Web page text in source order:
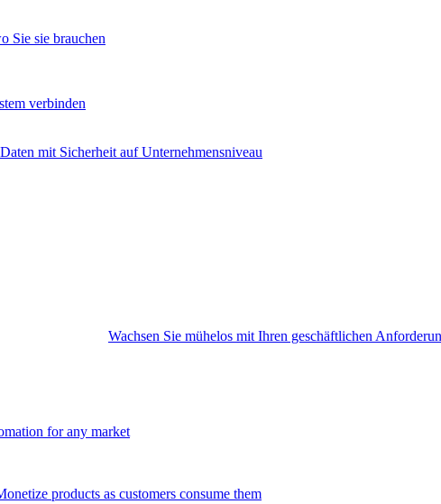
Sie sie brauchen
verbinden
mit Sicherheit auf Unternehmensniveau
Wachsen Sie mühelos mit Ihren geschäftlichen
for any market
products as customers consume them